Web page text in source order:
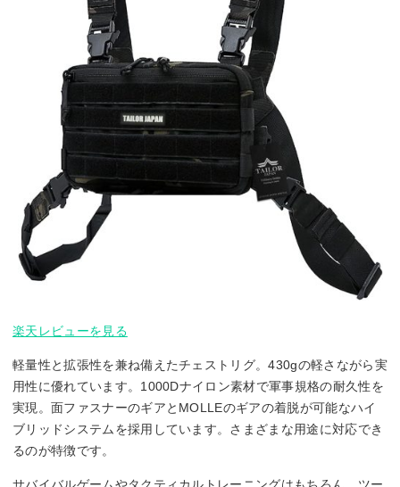
楽天レビューを見る
軽量性と拡張性を兼ね備えたチェストリグ。430gの軽さながら実
用性に優れています。1000Dナイロン素材で軍事規格の耐久性を
実現。面ファスナーのギアとMOLLEのギアの着脱が可能なハイ
ブリッドシステムを採用しています。さまざまな用途に対応でき
るのが特徴です。